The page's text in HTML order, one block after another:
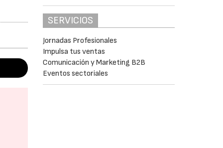
SERVICIOS
Jornadas Profesionales
Impulsa tus ventas
Comunicación y Marketing B2B
Eventos sectoriales